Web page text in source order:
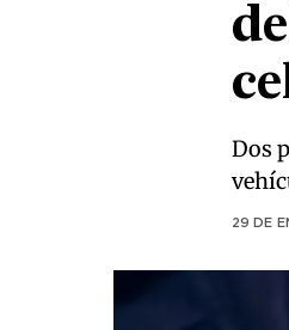
Dos
29 DE